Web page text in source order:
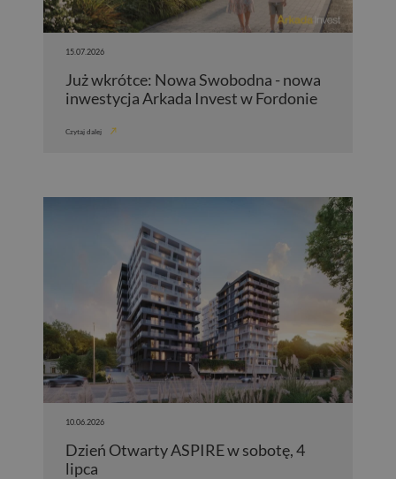
15.07.2026
Już wkrótce: Nowa Swobodna - nowa
inwestycja Arkada Invest w Fordonie
Czytaj dalej
10.06.2026
Dzień Otwarty ASPIRE w sobotę, 4
lipca